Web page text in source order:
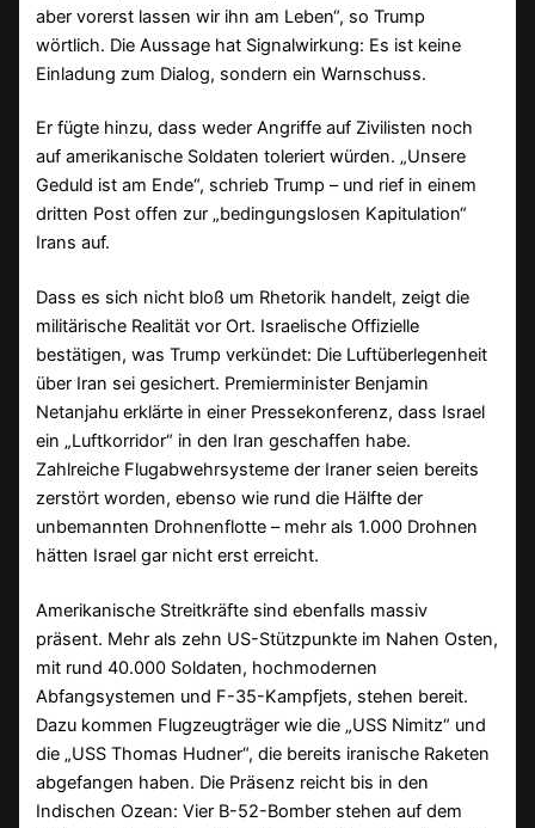
aber vorerst lassen wir ihn am Leben“, so Trump
wörtlich. Die Aussage hat Signalwirkung: Es ist keine
Einladung zum Dialog, sondern ein Warnschuss.
Er fügte hinzu, dass weder Angriffe auf Zivilisten noch
auf amerikanische Soldaten toleriert würden. „Unsere
Geduld ist am Ende“, schrieb Trump – und rief in einem
dritten Post offen zur „bedingungslosen Kapitulation“
Irans auf.
Dass es sich nicht bloß um Rhetorik handelt, zeigt die
militärische Realität vor Ort. Israelische Offizielle
bestätigen, was Trump verkündet: Die Luftüberlegenheit
über Iran sei gesichert. Premierminister Benjamin
Netanjahu erklärte in einer Pressekonferenz, dass Israel
ein „Luftkorridor“ in den Iran geschaffen habe.
Zahlreiche Flugabwehrsysteme der Iraner seien bereits
zerstört worden, ebenso wie rund die Hälfte der
unbemannten Drohnenflotte – mehr als 1.000 Drohnen
hätten Israel gar nicht erst erreicht.
Amerikanische Streitkräfte sind ebenfalls massiv
präsent. Mehr als zehn US-Stützpunkte im Nahen Osten,
mit rund 40.000 Soldaten, hochmodernen
Abfangsystemen und F-35-Kampfjets, stehen bereit.
Dazu kommen Flugzeugträger wie die „USS Nimitz“ und
die „USS Thomas Hudner“, die bereits iranische Raketen
abgefangen haben. Die Präsenz reicht bis in den
Indischen Ozean: Vier B-52-Bomber stehen auf dem